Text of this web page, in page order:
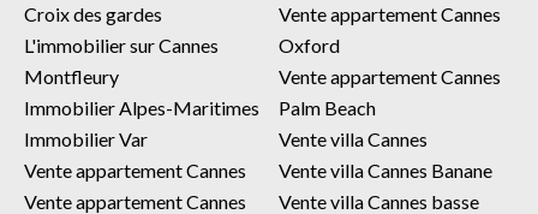
Croix des gardes
L'immobilier sur Cannes
Montfleury
Immobilier Alpes-Maritimes
Immobilier Var
Vente appartement Cannes
Vente appartement Cannes
Vente appartement Cannes
Oxford
Vente appartement Cannes
Palm Beach
Vente villa Cannes
Vente villa Cannes Banane
Vente villa Cannes basse